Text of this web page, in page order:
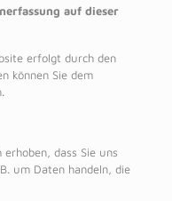
auf dieser
erfolgt durch den
können Sie dem
dass Sie uns
um Daten handeln, die